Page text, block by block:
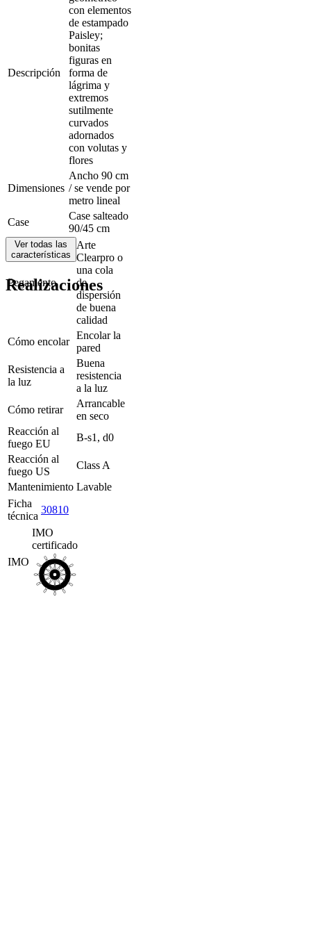
Descripción
con elementos
de estampado
Paisley;
bonitas
figuras en
forma de
lágrima y
extremos
sutilmente
curvados
adornados
con volutas y
flores
Dimensiones
Ancho 90 cm
/ se vende por
metro lineal
Case
Case salteado
90/45 cm
Pegamento
Arte
Clearpro o
una cola
de
dispersión
de buena
calidad
Cómo encolar
Encolar la
pared
Resistencia a
la luz
Buena
resistencia
a la luz
Cómo retirar
Arrancable
en seco
Reacción al
fuego EU
B-s1, d0
Reacción al
fuego US
Class A
Mantenimiento Lavable
Ficha
técnica
30810
IMO
IMO
certificado
Ver todas las
características
Realizaciones